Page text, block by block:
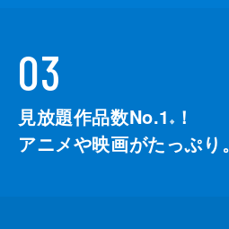
03
見放題作品数No.1 ※
！
アニメや映画がたっぷり。